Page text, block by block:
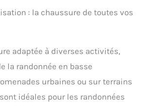
: la chaussure de toutes vos
adaptée à diverses activités,
la randonnée en basse
urbaines ou sur terrains
idéales pour les randonnées